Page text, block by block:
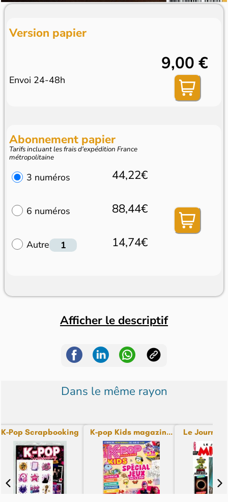
Version papier
Envoi 24-48h
9,00 €
Abonnement papier
Tarifs incluant les frais d'expédition France
métropolitaine
3 numéros 44,22€
6 numéros 88,44€
Autre 14,74€
Afficher le descriptif
Dans le même rayon
K-Pop Scrapbooking K-pop Kids magazin... Le Journal